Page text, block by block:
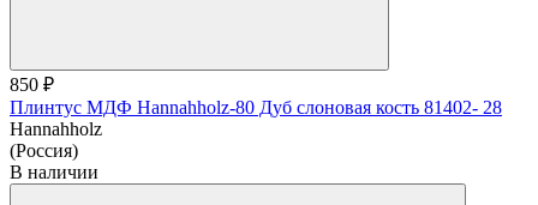
850 ₽
Плинтус МДФ Hannahholz-80 Дуб слоновая кость 81402- 28
Hannahholz
(Россия)
В наличии